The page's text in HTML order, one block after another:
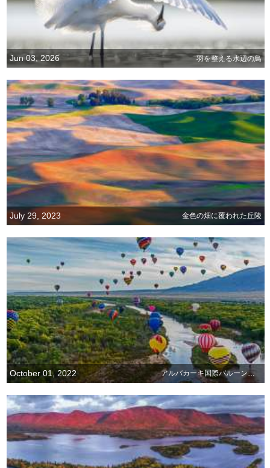
Jun 03, 2026 羽を整える水辺の鳥
July 29, 2023 金色の畑に覆われた丘陵
October 01, 2022 アルバカーキ国際バルーンフェスタ